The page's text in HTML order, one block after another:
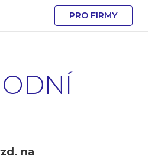
PRO FIRMY
na